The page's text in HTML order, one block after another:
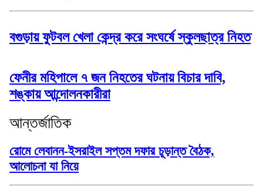
বগুড়ায় ফুটবল খেলা কেন্দ্র করে সংঘর্ষে স্কুলছাত্র নিহত
ফেনীর মহিপালে ৭ জন নিহতের ঘটনায় বিচার দাবি,
শঙ্কায় আন্দোলনকারীরা
আন্তর্জাতিক
রোমে লেবানন-ইসরাইল সপ্তম দফার চূড়ান্ত বৈঠক,
আলোচনা যা নিয়ে